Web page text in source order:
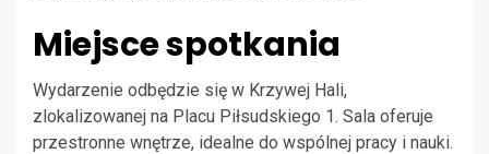
Miejsce spotkania
Wydarzenie odbędzie się w Krzywej Hali,
zlokalizowanej na Placu Piłsudskiego 1. Sala oferuje
przestronne wnętrze, idealne do wspólnej pracy i nauki.